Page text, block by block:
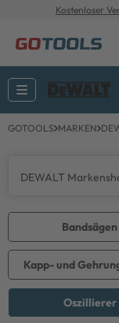
Kostenloser
GOTOOLS MARKEN
Kapp- und
Bandsägen
Oszillierer